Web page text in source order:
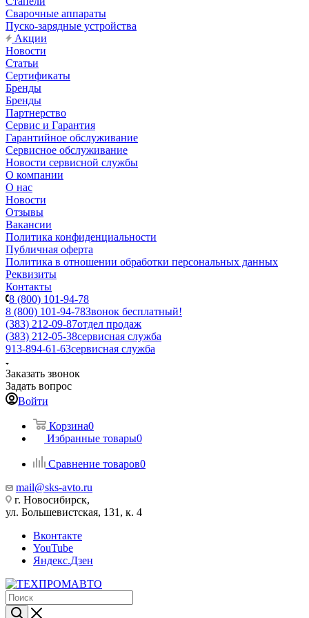
Сварочные аппараты
Пуско-зарядные устройства
Акции
Новости
Статьи
Сертификаты
Бренды
Бренды
Партнерство
Сервис и Гарантия
Гарантийное обслуживание
Сервисное обслуживание
Новости сервисной службы
О компании
О нас
Новости
Отзывы
Вакансии
Политика конфиденциальности
Публичная оферта
Политика в отношении обработки персональных данных
Реквизиты
Контакты
8 (800) 101-94-78
8 (800) 101-94-78Звонок бесплатный!
(383) 212-09-87отдел продаж
(383) 212-05-38сервисная служба
913-894-61-63сервисная служба
Заказать звонок
Задать вопрос
Войти
Корзина0
Избранные товары0
Сравнение товаров0
mail@sks-avto.ru
г. Новосибирск,
ул. Большевистская, 131, к. 4
Вконтакте
YouTube
Яндекс.Дзен